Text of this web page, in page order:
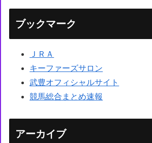
ブックマーク
ＪＲＡ
キーファーズサロン
武豊オフィシャルサイト
競馬総合まとめ速報
アーカイブ